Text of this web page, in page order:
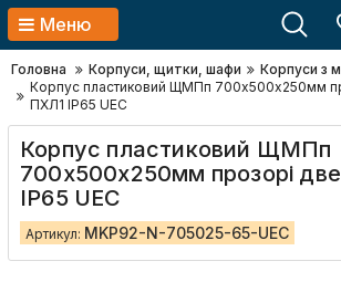
Меню
Головна Корпуси, щитки, шафи
Корпуси з
Корпус пластиковий ЩМПп 700х500х250мм
ПХЛ1 IP65 UEC
Корпус пластиковий ЩМПп
700х500х250мм прозорі
IP65 UEC
Артикул: MKP92-N-705025-65-UEC